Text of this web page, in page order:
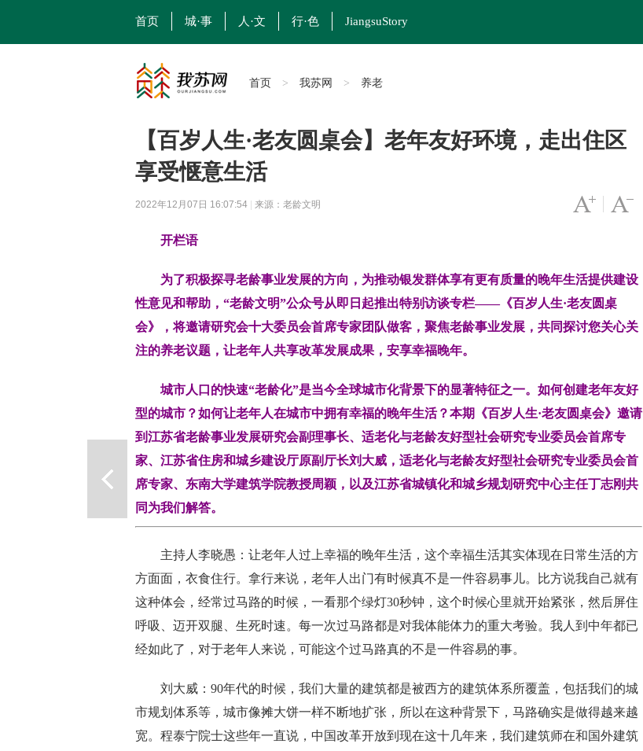
首页 城·事 人·文 行·色 JiangsuStory
首页 > 我苏网 > 养老
【百岁人生·老友圆桌会】老年友好环境，走出住区
享受惬意生活
2022年12月07日 16:07:54 来源：老龄文明 字号变小
开栏语
为了积极探寻老龄事业发展的方向，为推动银发群体享有更有质量的晚年生活提供建设
性意见和帮助，“老龄文明”公众号从即日起推出特别访谈专栏——《百岁人生·老友圆桌
会》，将邀请研究会十大委员会首席专家团队做客，聚焦老龄事业发展，共同探讨您关心关
注的养老议题，让老年人共享改革发展成果，安享幸福晚年。
城市人口的快速“老龄化”是当今全球城市化背景下的显著特征之一。如何创建老年友好
型的城市？如何让老年人在城市中拥有幸福的晚年生活？本期《百岁人生·老友圆桌会》邀请
到江苏省老龄事业发展研究会副理事长、适老化与老龄友好型社会研究专业委员会首席专
家、江苏省住房和城乡建设厅原副厅长刘大威，适老化与老龄友好型社会研究专业委员会首
席专家、东南大学建筑学院教授周颖，以及江苏省城镇化和城乡规划研究中心主任丁志刚共
同为我们解答。
主持人李晓愚： 让老年人过上幸福的晚年生活，这个幸福生活其实体现在日常生活的方
方面面，衣食住行。拿行来说，老年人出门有时候真不是一件容易事儿。比方说我自己就有
这种体会 ， 经常过马路的时候，一看那个绿灯30秒钟，这个时候心里就开始紧张，然后屏住
呼吸
迈开双腿
生死时速。每一次过马路都是对我体能体力的重大考验。我人到中年都已
经如此了，对于老年人来说，可能这个过马路真的不是一件容易的事。
刘大威 ： 90年代的时候，我们大量的建筑都是被西方的建筑体系所覆盖 ， 包括我们的城
市规划体系等， 城市像摊大饼一样不断地扩张 ， 所以在这种背景下，马路确实是做得越来越
宽。程泰宁院士这些年一直说 ， 中国改革开放到现在这十几年来，我们建筑师在和国外建筑